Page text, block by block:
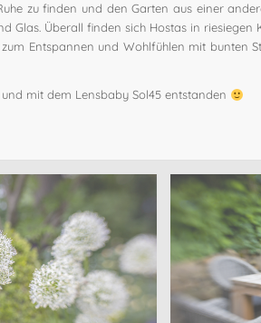
zu finden und den Garten aus einer
Glas. Überall finden sich Hostas in riesiegen
Entspannen und Wohlfühlen mit bunten
mit dem Lensbaby Sol45 entstanden